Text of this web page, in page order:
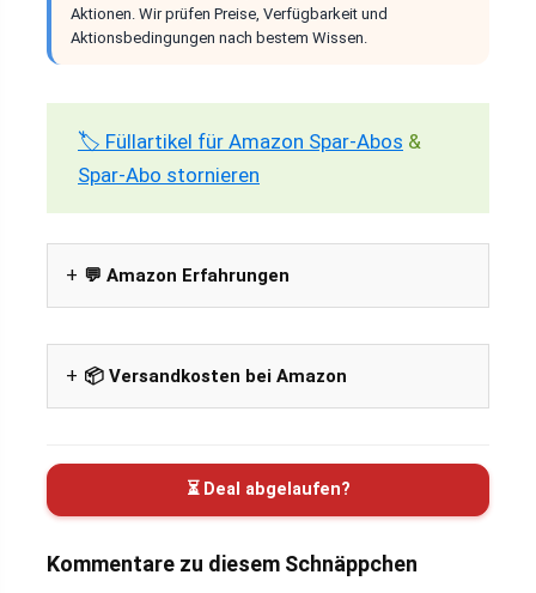
Aktionen. Wir prüfen Preise, Verfügbarkeit und
Aktionsbedingungen nach bestem Wissen.
🏷️ Füllartikel für Amazon Spar-Abos &
Spar-Abo stornieren
💬 Amazon Erfahrungen
📦 Versandkosten bei Amazon
⏳ Deal abgelaufen?
Kommentare zu diesem Schnäppchen